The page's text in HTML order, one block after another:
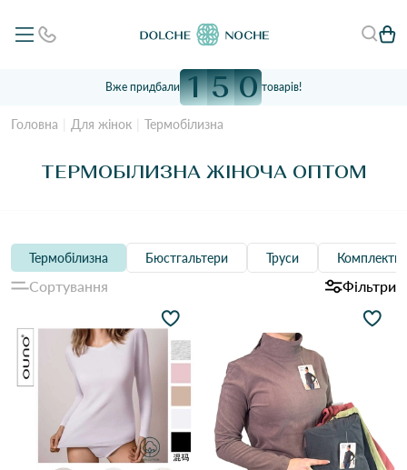
Вже придбали 1 5 0 товарів!
Головна Для жінок Термобілизна
ТЕРМОБІЛИЗНА ЖІНОЧА ОПТОМ
Термобілизна Бюстгальтери Труси Комплекти
Сортування Фільтри